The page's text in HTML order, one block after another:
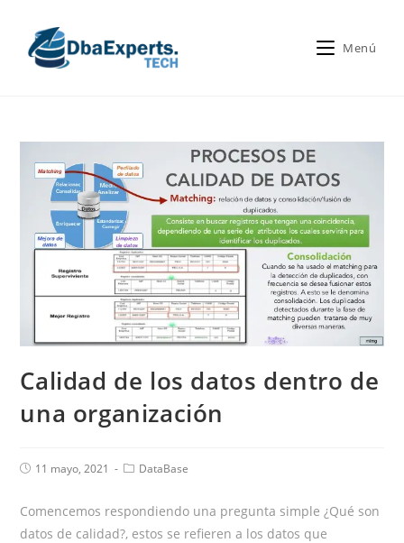
Menú
Calidad de los datos dentro de
una organización
11 mayo, 2021 DataBase
Comencemos respondiendo una pregunta simple ¿Qué son
datos de calidad?, estos se refieren a los datos que